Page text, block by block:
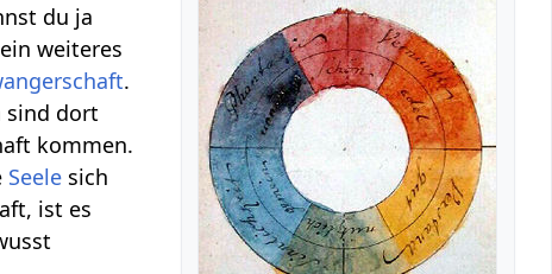
du ja
weiteres
.
sind dort
kommen.
Seele sich
ist es